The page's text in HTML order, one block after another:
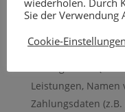
Wir verarbeiten
Unternehmen,
Adressen sowie
Leistungen,
Zahlungsdaten
wiederholen. Durch
Sie der Verwendung
Cookie-Einstellungen